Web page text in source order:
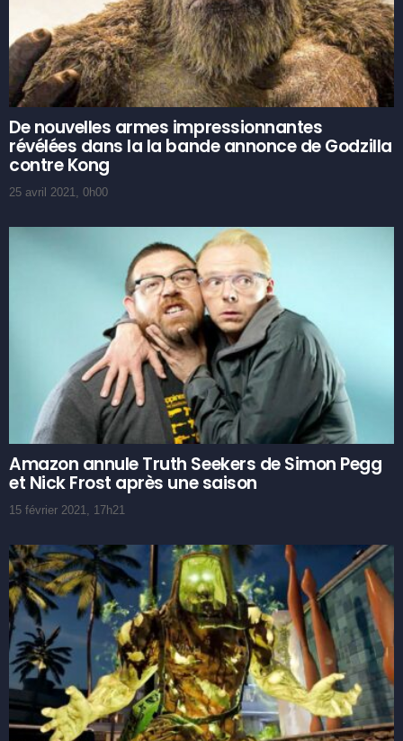
De nouvelles armes impressionnantes
révélées dans la la bande annonce de Godzilla
contre Kong
25 avril 2021, 0h00
Amazon annule Truth Seekers de Simon Pegg
et Nick Frost après une saison
15 février 2021, 17h21